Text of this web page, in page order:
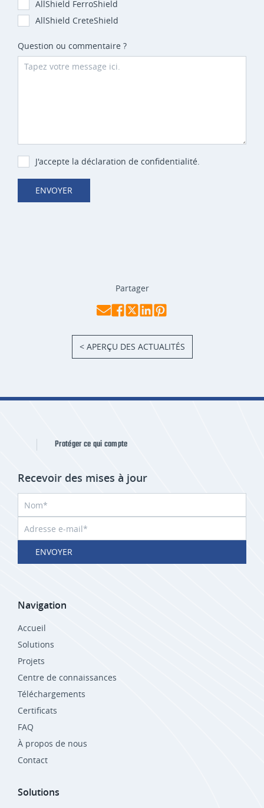
AllShield FerroShield
AllShield CreteShield
Question ou commentaire ?
J'accepte la déclaration de confidentialité.
ENVOYER
Partager
< APERÇU DES ACTUALITÉS
Protéger ce qui compte
Recevoir des mises à jour
ENVOYER
Navigation
Accueil
Solutions
Projets
Centre de connaissances
Téléchargements
Certificats
FAQ
À propos de nous
Contact
Solutions